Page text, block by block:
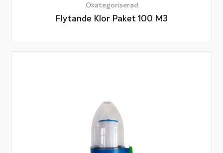
Okategoriserad
Flytande Klor Paket 100 M3